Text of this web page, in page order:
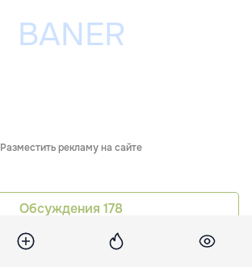
Разместить рекламу на сайте
Обсуждения 178